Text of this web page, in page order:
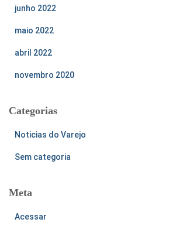
junho 2022
maio 2022
abril 2022
novembro 2020
Categorias
Noticias do Varejo
Sem categoria
Meta
Acessar